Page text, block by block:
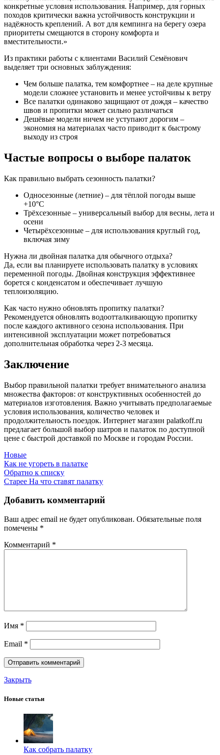
конкретные условия использования. Например, для горных
походов критически важна устойчивость конструкции и
надёжность креплений. А вот для кемпинга на берегу озера
приоритеты смещаются в сторону комфорта и
вместительности.»
Из практики работы с клиентами Василий Семёнович
выделяет три основных заблуждения:
Чем больше палатка, тем комфортнее – на деле крупные
модели сложнее установить и менее устойчивы к ветру
Все палатки одинаково защищают от дождя – качество
швов и пропитки может сильно различаться
Дешёвые модели ничем не уступают дорогим –
экономия на материалах часто приводит к быстрому
выходу из строя
Частые вопросы о выборе палаток
Как правильно выбрать сезонность палатки?
Односезонные (летние) – для тёплой погоды выше
+10°C
Трёхсезонные – универсальный выбор для весны, лета и
осени
Четырёхсезонные – для использования круглый год,
включая зиму
Нужна ли двойная палатка для обычного отдыха?
Да, если вы планируете использовать палатку в условиях
переменной погоды. Двойная конструкция эффективнее
борется с конденсатом и обеспечивает лучшую
теплоизоляцию.
Как часто нужно обновлять пропитку палатки?
Рекомендуется обновлять водоотталкивающую пропитку
после каждого активного сезона использования. При
интенсивной эксплуатации может потребоваться
дополнительная обработка через 2-3 месяца.
Заключение
Выбор правильной палатки требует внимательного анализа
множества факторов: от конструктивных особенностей до
материалов изготовления. Важно учитывать предполагаемые
условия использования, количество человек и
продолжительность поездок. Интернет магазин palatkoff.ru
предлагает большой выбор шатров и палаток по доступной
цене с быстрой доставкой по Москве и городам России.
Новые
Как не угореть в палатке
Обратно к списку
Старее На что ставят палатку
Добавить комментарий
Ваш адрес email не будет опубликован. Обязательные поля
помечены *
Комментарий *
Имя *
Email *
Закрыть
Новые статьи
Как собрать палатку